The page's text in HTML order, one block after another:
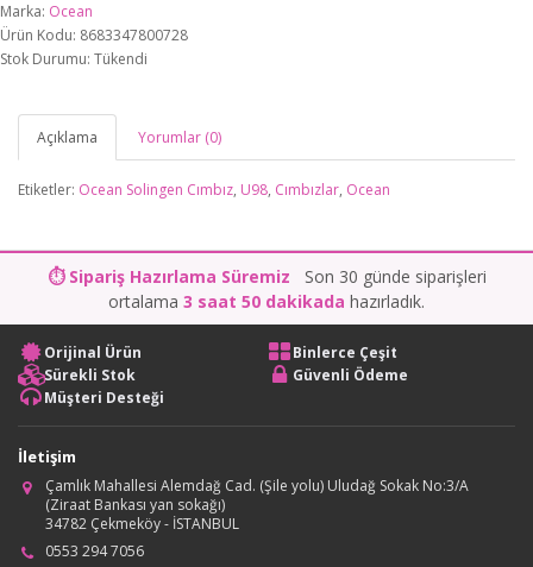
Marka: Ocean
Ürün Kodu: 8683347800728
Stok Durumu: Tükendi
Açıklama Yorumlar (0)
Etiketler: Ocean Solingen Cımbız, U98, Cımbızlar, Ocean
⏱ Sipariş Hazırlama Süremiz Son 30 günde siparişleri
ortalama 3 saat 50 dakikada hazırladık.
Orijinal Ürün
Binlerce Çeşit
Sürekli Stok
Güvenli Ödeme
Müşteri Desteği
İletişim
Çamlık Mahallesi Alemdağ Cad. (Şile yolu) Uludağ Sokak No:3/A
(Ziraat Bankası yan sokağı)
34782 Çekmeköy - İSTANBUL
0553 294 7056